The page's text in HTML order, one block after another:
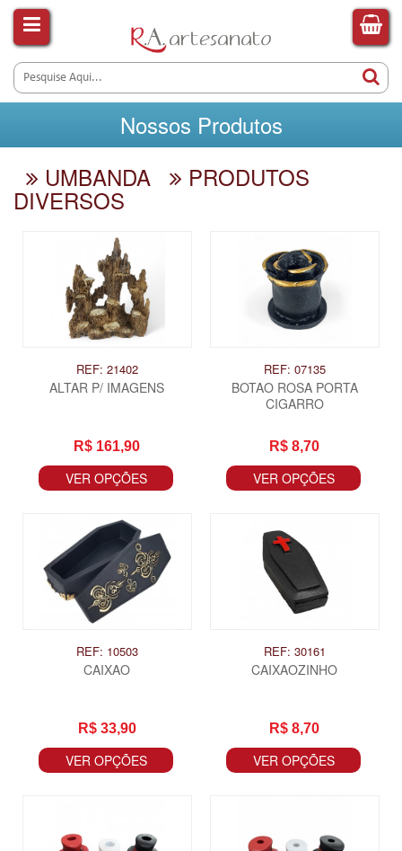
Nossos Produtos
UMBANDA
PRODUTOS
DIVERSOS
REF: 21402
ALTAR P/ IMAGENS
R$ 161,90
VER OPÇÕES
REF: 07135
BOTAO ROSA PORTA
CIGARRO
R$ 8,70
VER OPÇÕES
REF: 10503
CAIXAO
R$ 33,90
VER OPÇÕES
REF: 30161
CAIXAOZINHO
R$ 8,70
VER OPÇÕES